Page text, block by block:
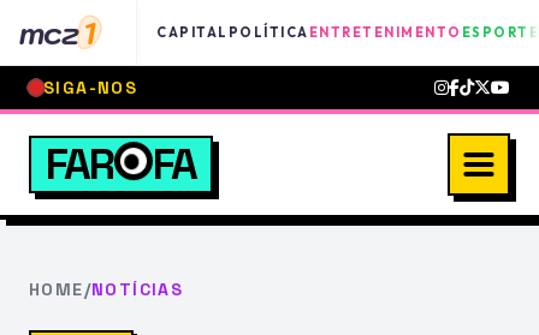
mcz1 CAPITAL POLÍTICA ENTRETENIMENTO
SIGA-NOS
FAR FA
HOME/NOTÍCIAS